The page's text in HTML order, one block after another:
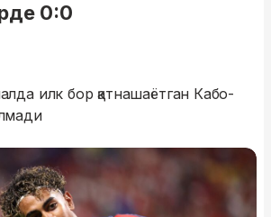
0:0
илк бор қатнашаётган Кабо-